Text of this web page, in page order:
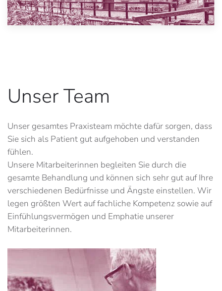
Unser Team
Unser gesamtes Praxisteam möchte dafür sorgen, dass
Sie sich als Patient gut aufgehoben und verstanden
fühlen.
Unsere Mitarbeiterinnen begleiten Sie durch die
gesamte Behandlung und können sich sehr gut auf Ihre
verschiedenen Bedürfnisse und Ängste einstellen. Wir
legen größten Wert auf fachliche Kompetenz sowie auf
Einfühlungsvermögen und Emphatie unserer
Mitarbeiterinnen.